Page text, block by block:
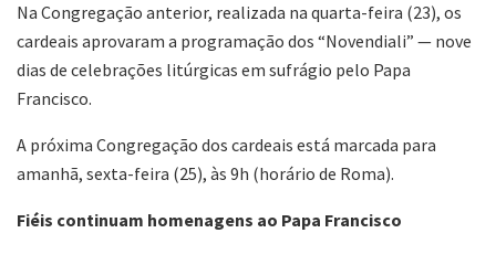
Na Congregação anterior, realizada na quarta-feira (23), os
cardeais aprovaram a programação dos “Novendiali” — nove
dias de celebrações litúrgicas em sufrágio pelo Papa
Francisco.
A próxima Congregação dos cardeais está marcada para
amanhã, sexta-feira (25), às 9h (horário de Roma).
Fiéis continuam homenagens ao Papa Francisco